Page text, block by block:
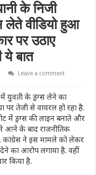
के निजी
लेते वीडियो हुआ
पर उठाए
ये बात
Leave a comment
में युवती के ड्रग्स लेने का
पर तेजी से वायरल हो रहा है.
में ड्रग्स की लाइन बनाते और
आने के बाद राजनीतिक
कांग्रेस ने इस मामले को लेकर
का आरोप लगाया है. वहीं
किया है.